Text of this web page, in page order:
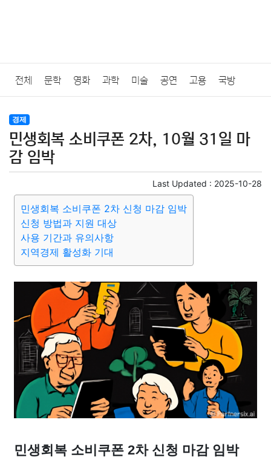
전체 문학 영화 과학 미술 공연 고용 국방
법률
질병 가요 방송 일상 주식 암호화폐 블록체인
미용 증권 인테리어
요리 상품리뷰 원예 금융 게임 스포츠
대출 자동차 취미 여행
종교 사회 정치 건강 의료 의학 경제 마케팅
부동산 외국어 교육 교통 생활 기타
경제
민생회복 소비쿠폰 2차, 10월 31일 마
감 임박
Last Updated : 2025-10-28
민생회복 소비쿠폰 2차 신청 마감 임박
신청 방법과 지원 대상
사용 기간과 유의사항
지역경제 활성화 기대
민생회복 소비쿠폰 2차 신청 마감 임박